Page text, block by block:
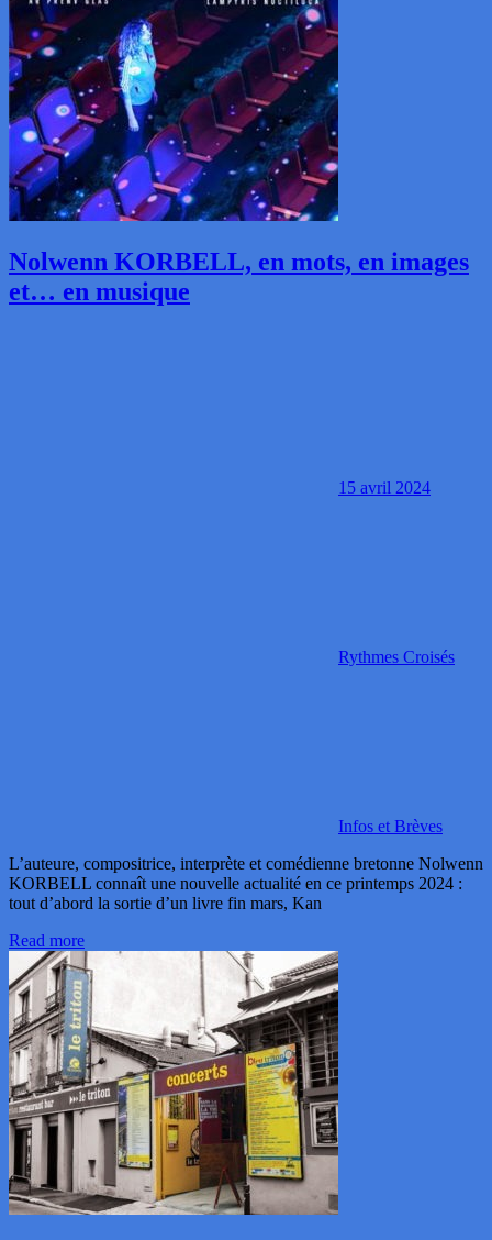
Nolwenn KORBELL, en mots, en images
et… en musique
15 avril 2024
Rythmes Croisés
Infos et Brèves
L’auteure, compositrice, interprète et comédienne bretonne Nolwenn
KORBELL connaît une nouvelle actualité en ce printemps 2024 :
tout d’abord la sortie d’un livre fin mars, Kan
Read more